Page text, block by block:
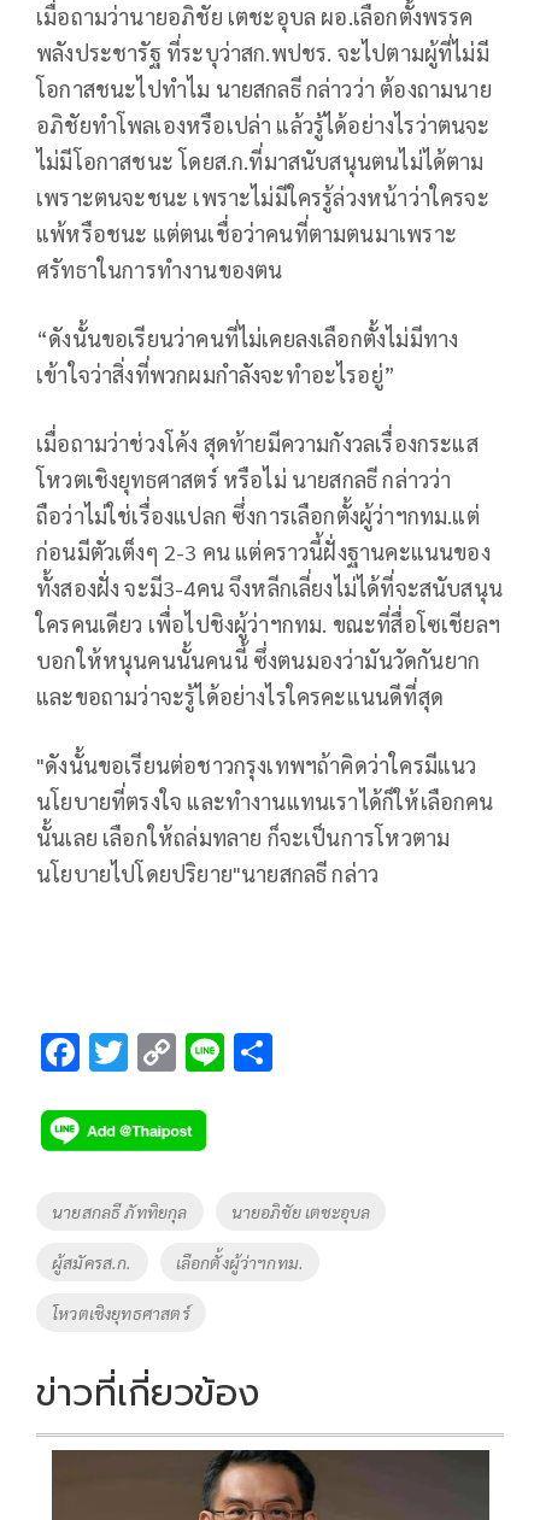
เมื่อถามว่านายอภิชัย เตชะอุบล ผอ.เลือกตั้งพรรค
พลังประชารัฐ ที่ระบุว่าสก.พปชร. จะไปตามผู้ที่ไม่มี
โอกาสชนะไปทำไม นายสกลธี กล่าวว่า ต้องถามนาย
อภิชัยทำโพลเองหรือเปล่า แล้วรู้ได้อย่างไรว่าตนจะ
ไม่มีโอกาสชนะ โดยส.ก.ที่มาสนับสนุนตนไม่ได้ตาม
เพราะตนจะชนะ เพราะไม่มีใครรู้ล่วงหน้าว่าใครจะ
แพ้หรือชนะ แต่ตนเชื่อว่าคนที่ตามตนมาเพราะ
ศรัทธาในการทำงานของตน
“ดังนั้นขอเรียนว่าคนที่ไม่เคยลงเลือกตั้งไม่มีทาง
เข้าใจว่าสิ่งที่พวกผมกำลังจะทำอะไรอยู่”
เมื่อถามว่าช่วงโค้ง สุดท้ายมีความกังวลเรื่องกระแส
โหวตเชิงยุทธศาสตร์ หรือไม่ นายสกลธี กล่าวว่า
ถือว่าไม่ใช่เรื่องแปลก ซึ่งการเลือกตั้งผู้ว่าฯกทม.แต่
ก่อนมีตัวเต็งๆ 2-3 คน แต่คราวนี้ฝั่งฐานคะแนนของ
ทั้งสองฝั่ง จะมี3-4คน จึงหลีกเลี่ยงไม่ได้ที่จะสนับสนุน
ใครคนเดียว เพื่อไปชิงผู้ว่าฯกทม. ขณะที่สื่อโซเชียลฯ
บอกให้หนุนคนนั้นคนนี้ ซึ่งตนมองว่ามันวัดกันยาก
และขอถามว่าจะรู้ได้อย่างไรใครคะแนนดีที่สุด
"ดังนั้นขอเรียนต่อชาวกรุงเทพฯถ้าคิดว่าใครมีแนว
นโยบายที่ตรงใจ และทำงานแทนเราได้ก็ให้เลือกคน
นั้นเลย เลือกให้ถล่มทลาย ก็จะเป็นการโหวตาม
นโยบายไปโดยปริยาย"นายสกลธี กล่าว
F
e
b
o
o
k
T
tt
er
C
p
y
Li
n
k
Li
Tags
นายสกลธี ภัททิยกุล นายอภิชัย เตชะอุบล
ผู้สมัครส.ก. เลือกตั้งผู้ว่าฯกทม.
โหวตเชิงยุทธศาสตร์
ข่าวที่เกี่ยวข้อง